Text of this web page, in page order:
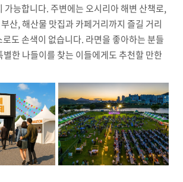
가능합니다. 주변에는 오시리아 해변 산책로,
산, 해산물 맛집과 카페거리까지 즐길 거리
도 손색이 없습니다. 라면을 좋아하는 분들
별한 나들이를 찾는 이들에게도 추천할 만한